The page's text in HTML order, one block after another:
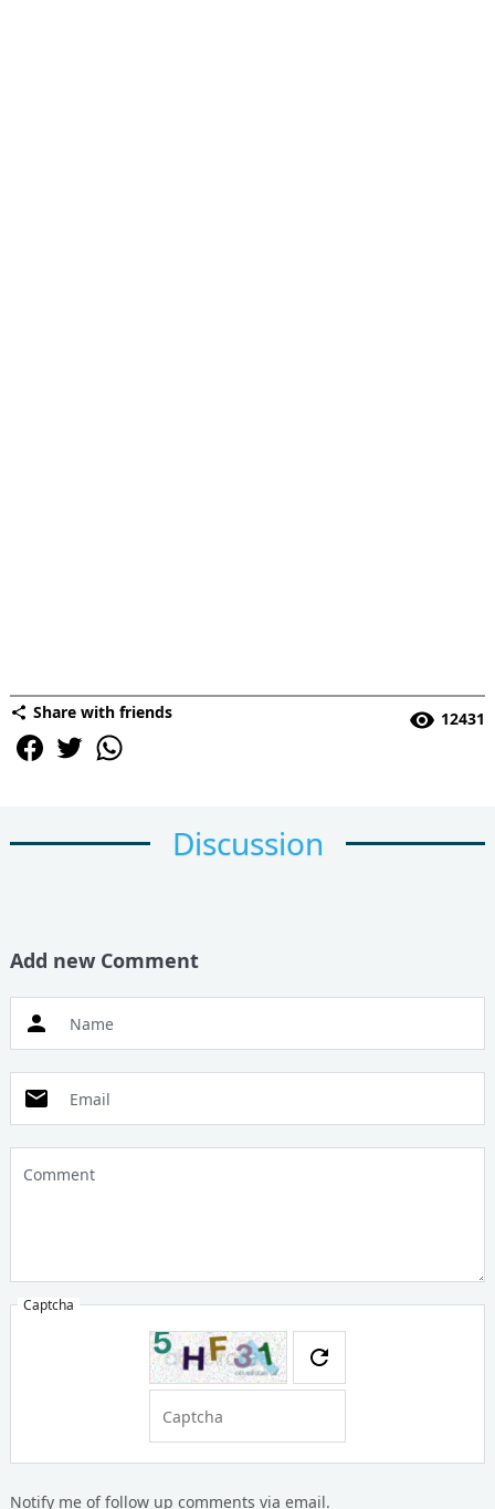
Share with friends 12431
Discussion
Add new Comment
Name
Email
Comment
Captcha
Notify me of follow up comments via email.